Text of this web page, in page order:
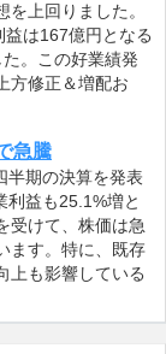
上回りました。
は167億円となる
。この好業績発
方修正＆増配お
急騰
半期の決算を発表
利益も25.1%増と
受けて、株価は急
ます。特に、既存
上も影響している